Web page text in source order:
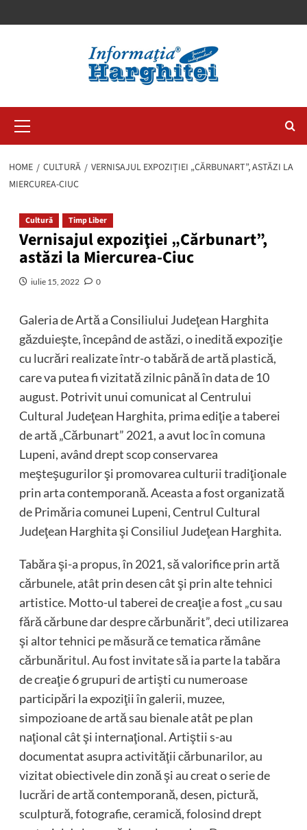
Menu
HOME CULTURĂ
VERNISAJUL EXPOZIŢIEI „CĂRBUNART”, ASTĂZI LA
MIERCUREA-CIUC
Cultură Timp Liber
Vernisajul expoziţiei „Cărbunart”,
astăzi la Miercurea-Ciuc
iulie 15, 2022 0
Galeria de Artă a Consiliului Judeţean Harghita
găzduieşte, începând de astăzi, o inedită expoziţie
cu lucrări realizate într-o tabără de artă plastică,
care va putea fi vizitată zilnic până în data de 10
august. Potrivit unui comunicat al Centrului
Cultural Judeţean Harghita, prima ediţie a taberei
de artă „Cărbunart” 2021, a avut loc în comuna
Lupeni, având drept scop conservarea
meşteşugurilor şi promovarea culturii tradiţionale
prin arta contemporană. Aceasta a fost organizată
de Primăria comunei Lupeni, Centrul Cultural
Judeţean Harghita şi Consiliul Judeţean Harghita.
Tabăra şi-a propus, în 2021, să valorifice prin artă
cărbunele, atât prin desen cât şi prin alte tehnici
artistice. Motto-ul taberei de creaţie a fost „cu sau
fără cărbune dar despre cărbunărit”, deci utilizarea
şi altor tehnici pe măsură ce tematica rămâne
cărbunăritul. Au fost invitate să ia parte la tabăra
de creaţie 6 grupuri de artişti cu numeroase
participări la expoziţii în galerii, muzee,
simpozioane de artă sau bienale atât pe plan
naţional cât şi internaţional. Artiştii s-au
documentat asupra activităţii cărbunarilor, au
vizitat obiectivele din zonă şi au creat o serie de
lucrări de artă contemporană, desen, pictură,
sculptură, fotografie, ceramică, folosind drept